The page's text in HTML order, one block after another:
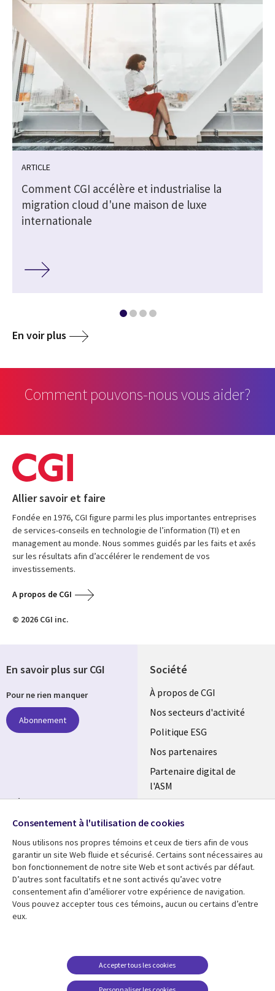
ARTICLE
Comment CGI accélère et industrialise la
migration cloud d'une maison de luxe
internationale
En voir plus
Comment pouvons-nous vous aider?
Allier savoir et faire
Fondée en 1976, CGI figure parmi les plus importantes entreprises
de services-conseils en technologie de l’information (TI) et en
management au monde. Nous sommes guidés par les faits et axés
sur les résultats afin d’accélérer le rendement de vos
investissements.
A propos de CGI
© 2026 CGI inc.
Société
Useful
links
FRANCE
À propos de CGI
Nos secteurs d'activité
Politique ESG
Nos partenaires
Partenaire digital de
l'ASM
Fusions
Ressources
Library
Links
Articles
Blog
Support
Legal
Accessibilité
conditions juridiques
FAQ Carrières
En savoir plus sur CGI
Pour ne rien manquer
Abonnement
Suivez-nous
Social
Media
FRANCE
Consentement à l'utilisation de cookies
Nous utilisons nos propres témoins et ceux de tiers afin de vous
garantir un site Web fluide et sécurisé. Certains sont nécessaires au
bon fonctionnement de notre site Web et sont activés par défaut.
D’autres sont facultatifs et ne sont activés qu’avec votre
consentement afin d’améliorer votre expérience de navigation.
Vous pouvez accepter tous ces témoins, aucun ou certains d’entre
eux.
Accepter tous les cookies